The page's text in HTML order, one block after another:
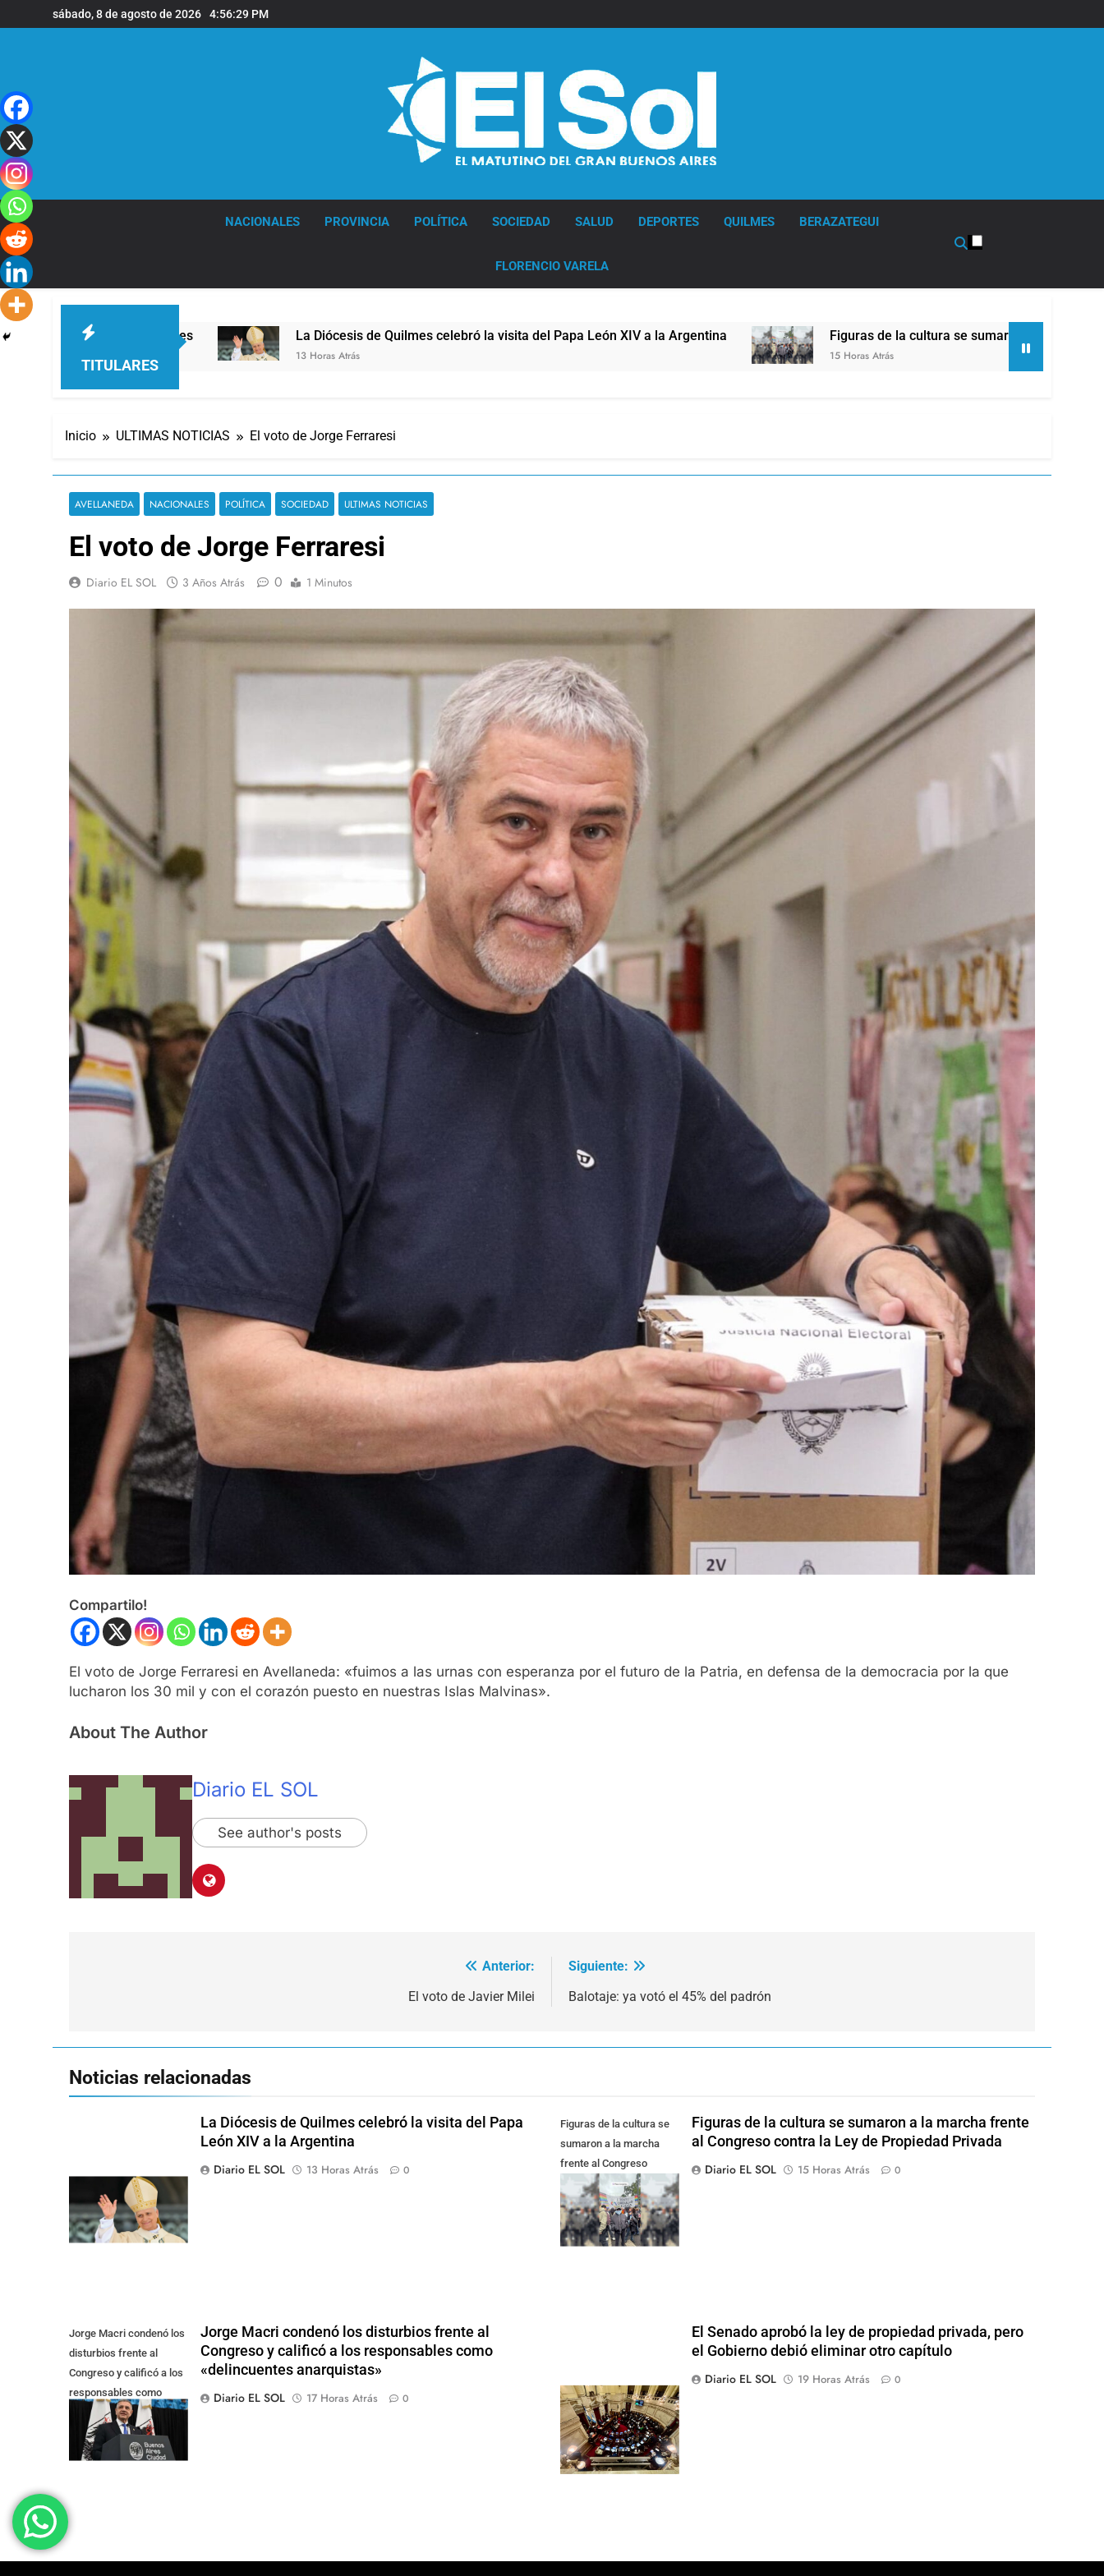
al
sábado, 8 de agosto de 2026 4:56:31 PM
NACIONALES PROVINCIA POLÍTICA SOCIEDAD SALUD DEPORTES QUILMES BERAZATEGUI
FLORENCIO VARELA
TITULARES
La Diócesis de Quilmes celebró la visita del Papa León XIV a la Argentina
13 Horas Atrás
Figuras de la cultura se sumaron a la marcha frente al Congreso
15 Horas Atrás
Inicio ULTIMAS NOTICIAS El voto de Jorge Ferraresi
AVELLANEDA NACIONALES POLÍTICA SOCIEDAD ULTIMAS NOTICIAS
El voto de Jorge Ferraresi
Diario EL SOL 3 Años Atrás 0 1 Minutos
Compartilo!
El voto de Jorge Ferraresi en Avellaneda: «fuimos a las urnas con esperanza por el futuro de la Patria, en defensa de la democracia por la que
lucharon los 30 mil y con el corazón puesto en nuestras Islas Malvinas».
About The Author
Diario EL SOL
See author's posts
Anterior:
El voto de Javier Milei
Siguiente:
Balotaje: ya votó el 45% del padrón
Noticias relacionadas
La Diócesis de Quilmes celebró la visita del Papa
León XIV a la Argentina
Diario EL SOL
13 Horas Atrás 0
Figuras de la cultura se
sumaron a la marcha
frente al Congreso
contra la Ley de
Propiedad Privada
Figuras de la cultura se sumaron a la marcha frente
al Congreso contra la Ley de Propiedad Privada
Diario EL SOL
15 Horas Atrás 0
Jorge Macri condenó los
disturbios frente al
Congreso y calificó a los
responsables como
"delincuentes
anarquistas"
Jorge Macri condenó los disturbios frente al
Congreso y calificó a los responsables como
«delincuentes anarquistas»
Diario EL SOL
17 Horas Atrás 0
El Senado aprobó la ley de propiedad privada, pero
el Gobierno debió eliminar otro capítulo
Diario EL SOL
19 Horas Atrás 0